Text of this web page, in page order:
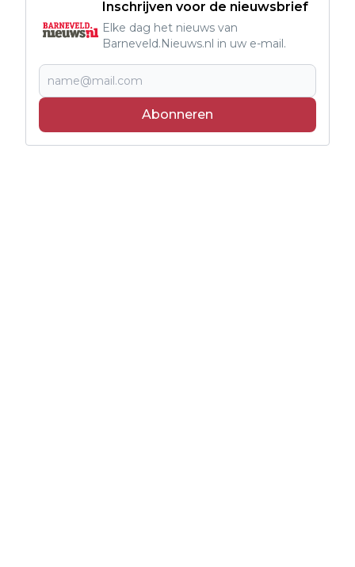
Inschrijven voor de nieuwsbrief
Elke dag het nieuws van
Barneveld.Nieuws.nl in uw e-mail.
Abonneren